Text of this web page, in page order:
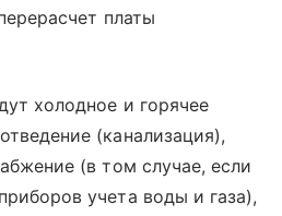
платы
холодное и горячее
(канализация),
(в том случае, если
учета воды и газа),